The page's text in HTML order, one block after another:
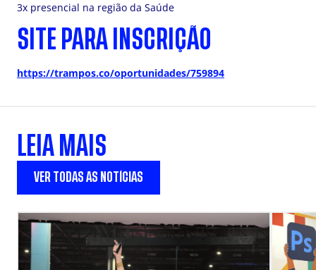
3x presencial na região da Saúde
SITE PARA INSCRIÇÃO
https://trampos.co/oportunidades/759894
LEIA MAIS
VER TODAS AS NOTÍCIAS